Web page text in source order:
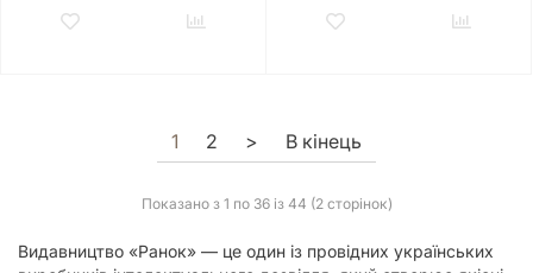
1 2 > В кінець
Показано з 1 по 36 із 44 (2 сторінок)
Видавництво «Ранок» — це один із провідних українських